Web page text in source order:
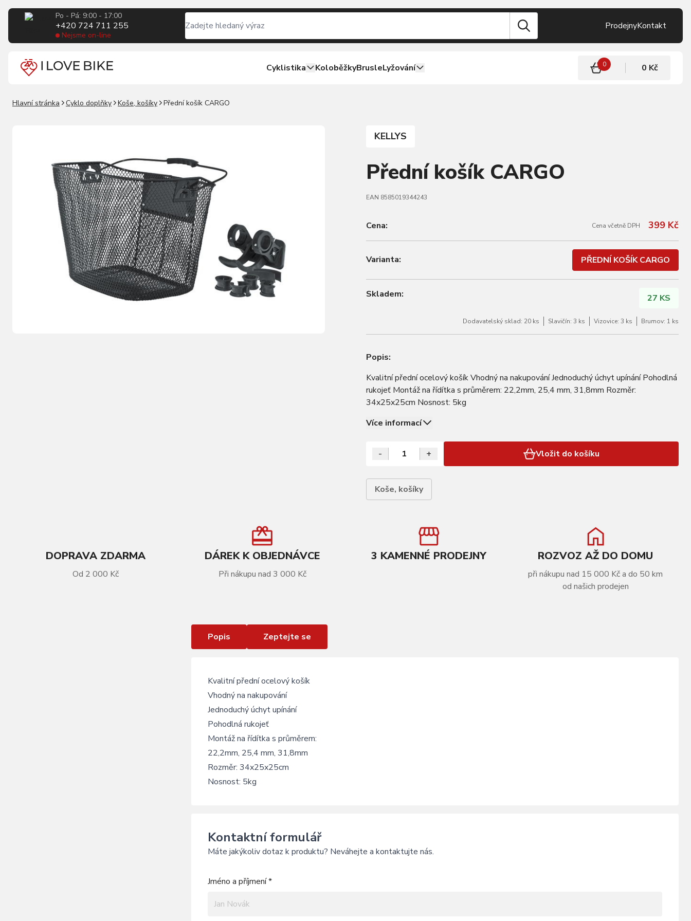
Po - Pá: 9:00 - 17:00
+420 724 711 255
Nejsme on-line
ProdejnyKontakt
Cyklistika KoloběžkyBrusleLyžování 0 0 Kč
Hlavní stránka Cyklo doplňky Koše, košíky Přední košík CARGO
KELLYS
Přední košík CARGO
EAN 8585019344243
Cena: Cena včetně DPH 399 Kč
Varianta: PŘEDNÍ KOŠÍK CARGO
Skladem: 27 KS
Dodavatelský sklad: 20 ks Slavičín: 3 ks Vizovice: 3 ks Brumov: 1 ks
Popis:
Kvalitní přední ocelový košík Vhodný na nakupování Jednoduchý úchyt upínání Pohodlná
rukojeť Montáž na řídítka s průměrem: 22,2mm, 25,4 mm, 31,8mm Rozměr:
34x25x25cm Nosnost: 5kg
Více informací
- + Vložit do košíku
Koše, košíky
DOPRAVA ZDARMA
Od 2 000 Kč
DÁREK K OBJEDNÁVCE
Při nákupu nad 3 000 Kč
3 KAMENNÉ PRODEJNY ROZVOZ AŽ DO DOMU
při nákupu nad 15 000 Kč a do 50 km
od našich prodejen
Popis Zeptejte se
Kvalitní přední ocelový košík
Vhodný na nakupování
Jednoduchý úchyt upínání
Pohodlná rukojeť
Montáž na řídítka s průměrem:
22,2mm, 25,4 mm, 31,8mm
Rozměr: 34x25x25cm
Nosnost: 5kg
Kontaktní formulář
Máte jakýkoliv dotaz k produktu? Neváhejte a kontaktujte nás.
Jméno a příjmení *